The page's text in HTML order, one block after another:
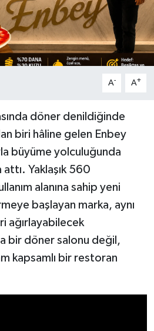
A- A+
döner denildiğinde
biri hâline gelen Enbey
büyüme yolculuğunda
Yaklaşık 560
alanına sahip yeni
başlayan marka, aynı
ağırlayabilecek
bir döner salonu değil,
kapsamlı bir restoran